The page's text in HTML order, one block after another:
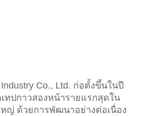
Co., Ltd. ก่อตั้งขึ้นในปี
ทปกาวสองหน้ารายแรกสุดใน
ญ่ ด้วยการพัฒนาอย่างต่อเนื่อง